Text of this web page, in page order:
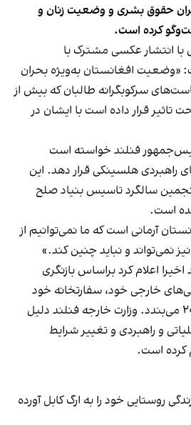
حقوق بشری و وضعیت زنان و
کرده است.
۱۳ قوس با انتشار عکسی مشترک با
«وضعیت افغانستان به‌ویژه بحران
سرکوبگرانه طالبان که بیش از
تاثیر قرار داده است با ایشان در
فنلند خواسته است
راهبردی هلسینکی قرار دهد. این
سالگرد تاسیس بنیاد صلح
است.
آرمانی است که ما نمی‌توانیم از
نمی‌تواند و نباید چنین کند.»
اعلام کرد براساس بازنگری
خارجی خود، سفارتخانه‌ خود
افغانستان را در سال ۲۰۲۶ می‌بندد. وزارت خارجه فنلند دلیل
و راهبردی و تغییر شرایط
کرده است.